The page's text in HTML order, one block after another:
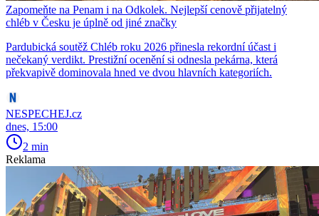
Zapomeňte na Penam i na Odkolek. Nejlepší cenově přijatelný
chléb v Česku je úplně od jiné značky
Pardubická soutěž Chléb roku 2026 přinesla rekordní účast i
nečekaný verdikt. Prestižní ocenění si odnesla pekárna, která
překvapivě dominovala hned ve dvou hlavních kategoriích.
NESPECHEJ.cz
dnes, 15:00
2 min
Reklama